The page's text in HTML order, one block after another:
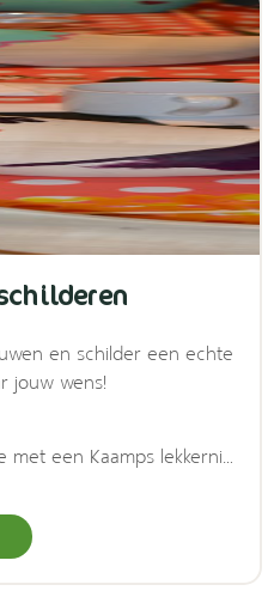
en schilder een echte
jouw wens!
met een Kaamps lekkernij,